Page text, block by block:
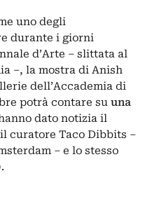
uno degli
durante i giorni
d’Arte – slittata al
–, la mostra di Anish
dell’Accademia di
potrà contare su una
dato notizia il
curatore Taco Dibbits –
– e lo stesso